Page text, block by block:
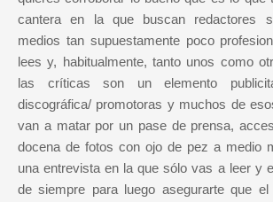
cantera en la que buscan redactores
medios tan supuestamente poco
lees y, habitualmente, tanto unos como
las críticas son un elemento
discográfica/ promotoras y muchos de
van a matar por un pase de prensa,
docena de fotos con ojo de pez a medio
una entrevista en la que sólo vas a leer y
de siempre para luego asegurarte que